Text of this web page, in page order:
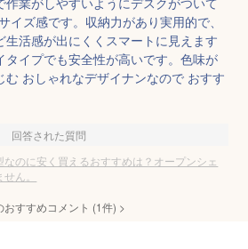
イズ感です。収納力があり実用的で、
生活感が出にくくスマートに見えます
タイプでも安全性が高いです。色味が
む おしゃれなデザイナンなので おすす
回答された質問
のに安く買えるおすすめは？オープンシェ
ん。
おすすめコメント (1件) >